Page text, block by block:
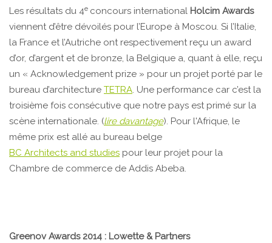
Les résultats du 4e concours international Holcim Awards
viennent d’être dévoilés pour l’Europe à Moscou. Si l’Italie,
la France et l’Autriche ont respectivement reçu un award
d’or, d’argent et de bronze, la Belgique a, quant à elle, reçu
un « Acknowledgement prize » pour un projet porté par le
bureau d’architecture TETRA. Une performance car c’est la
troisième fois consécutive que notre pays est primé sur la
scène internationale. (lire davantage). Pour l'Afrique, le
même prix est allé au bureau belge
BC Architects and studies pour leur projet pour la
Chambre de commerce de Addis Abeba.
Greenov Awards 2014 : Lowette & Partners